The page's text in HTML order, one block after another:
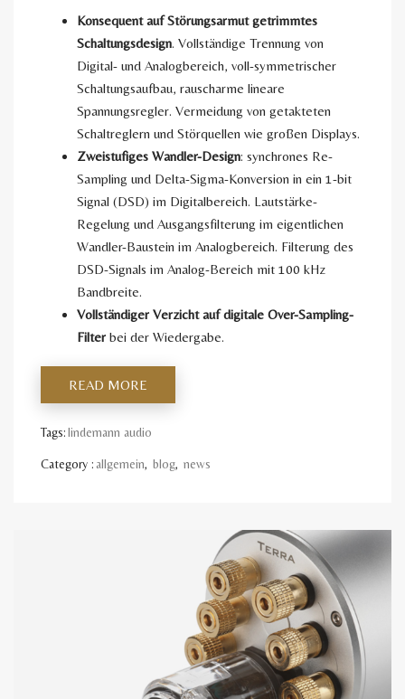
Konsequent auf Störungsarmut getrimmtes
Schaltungsdesign. Vollständige Trennung von
Digital- und Analogbereich, voll-symmetrischer
Schaltungsaufbau, rauscharme lineare
Spannungsregler. Vermeidung von getakteten
Schaltreglern und Störquellen wie großen Displays.
Zweistufiges Wandler-Design: synchrones Re-
Sampling und Delta-Sigma-Konversion in ein 1-bit
Signal (DSD) im Digitalbereich. Lautstärke-
Regelung und Ausgangsfilterung im eigentlichen
Wandler-Baustein im Analogbereich. Filterung des
DSD-Signals im Analog-Bereich mit 100 kHz
Bandbreite.
Vollständiger Verzicht auf digitale Over-Sampling-
Filter bei der Wiedergabe.
READ MORE
Tags:lindemann audio
Category :allgemein, blog, news